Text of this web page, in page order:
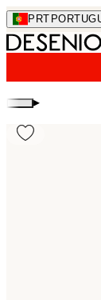
Skip
to
main
PRT
▸